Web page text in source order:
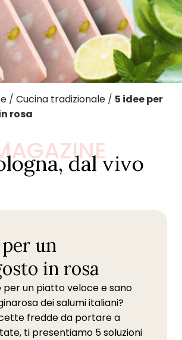
/ Cucina tradizionale / 5 idee per
rosa
dal vivo
un
in rosa
per un piatto veloce e sano
dei salumi italiani?
fredde da portare a
ti presentiamo 5 soluzioni